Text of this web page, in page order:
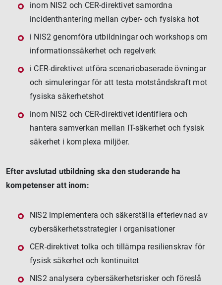
inom NIS2 och CER-direktivet samordna
incidenthantering mellan cyber- och fysiska hot
i NIS2 genomföra utbildningar och workshops om
informationssäkerhet och regelverk
i CER-direktivet utföra scenariobaserade övningar
och simuleringar för att testa motståndskraft mot
fysiska säkerhetshot
inom NIS2 och CER-direktivet identifiera och
hantera samverkan mellan IT-säkerhet och fysisk
säkerhet i komplexa miljöer.
Efter avslutad utbildning ska den studerande ha
kompetenser att inom:
NIS2 implementera och säkerställa efterlevnad av
cybersäkerhetsstrategier i organisationer
CER-direktivet tolka och tillämpa resilienskrav för
fysisk säkerhet och kontinuitet
NIS2 analysera cybersäkerhetsrisker och föreslå